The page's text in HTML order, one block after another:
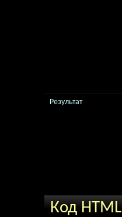
Результат
Код HTML